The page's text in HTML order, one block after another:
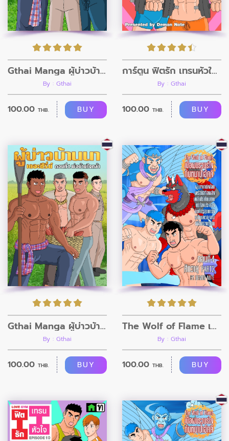
Gthai Manga ผู้บ่าวบ้านนา ตอนที่2
By : Gthai
100.00 THB. BUY
การ์ตูน ฟิตรัก เทรนหัวใจ ตอนที่11 อวสาน
By : Gthai
100.00 THB. BUY
Gthai Manga ผู้บ่าวบ้านนา ตอนที่1
By : Gthai
100.00 THB. BUY
The Wolf of Flame เมื่อผมรวมร่างกับหมาป่าอัคคี ตอนที่4
By : Gthai
100.00 THB. BUY